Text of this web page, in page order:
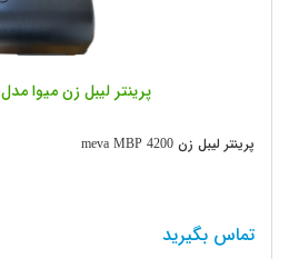
پرینتر لیبل زن میوا مدل MBP 4200
پرینتر لیبل زن meva MBP 4200
تماس بگیرید